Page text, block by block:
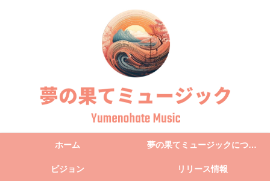
ホーム 夢の果てミュージックについて
ビジョン リリース情報